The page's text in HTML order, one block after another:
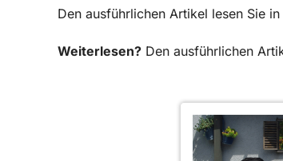
Den ausführlichen Artikel lesen Sie
Weiterlesen? Den ausführlichen